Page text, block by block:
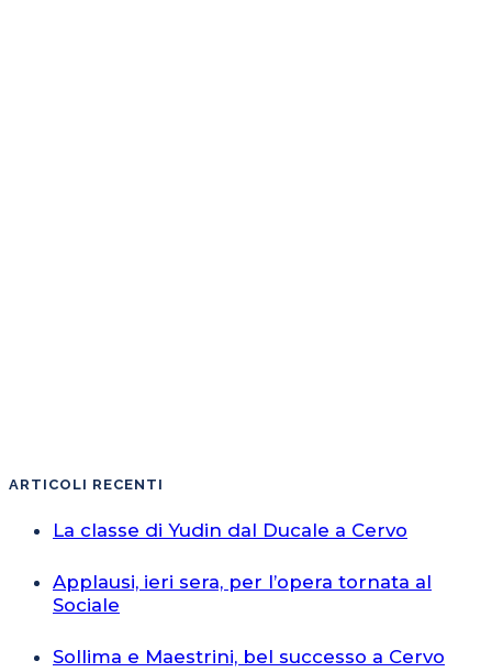
ARTICOLI RECENTI
La classe di Yudin dal Ducale a Cervo
Applausi, ieri sera, per l’opera tornata al
Sociale
Sollima e Maestrini, bel successo a Cervo